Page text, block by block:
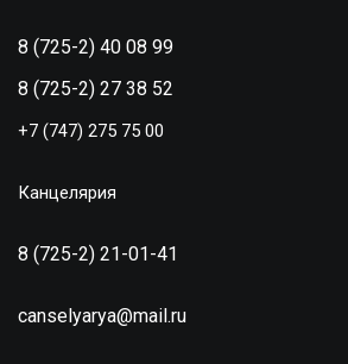
8 (725-2) 40 08 99
8 (725-2) 27 38 52
+7 (747) 275 75 00
Канцелярия
8 (725-2) 21-01-41
canselyarya@mail.ru